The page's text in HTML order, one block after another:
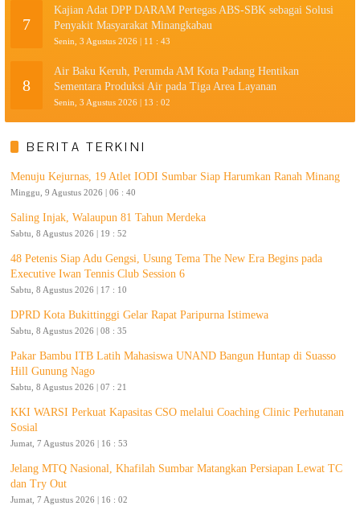
7
Kajian Adat DPP DARAM Pertegas ABS-SBK sebagai Solusi
Penyakit Masyarakat Minangkabau
Senin, 3 Agustus 2026 | 11 : 43
8
Air Baku Keruh, Perumda AM Kota Padang Hentikan
Sementara Produksi Air pada Tiga Area Layanan
Senin, 3 Agustus 2026 | 13 : 02
BERITA TERKINI
Menuju Kejurnas, 19 Atlet IODI Sumbar Siap Harumkan Ranah Minang
Minggu, 9 Agustus 2026 | 06 : 40
Saling Injak, Walaupun 81 Tahun Merdeka
Sabtu, 8 Agustus 2026 | 19 : 52
48 Petenis Siap Adu Gengsi, Usung Tema The New Era Begins pada
Executive Iwan Tennis Club Session 6
Sabtu, 8 Agustus 2026 | 17 : 10
DPRD Kota Bukittinggi Gelar Rapat Paripurna Istimewa
Sabtu, 8 Agustus 2026 | 08 : 35
Pakar Bambu ITB Latih Mahasiswa UNAND Bangun Huntap di Suasso
Hill Gunung Nago
Sabtu, 8 Agustus 2026 | 07 : 21
KKI WARSI Perkuat Kapasitas CSO melalui Coaching Clinic Perhutanan
Sosial
Jumat, 7 Agustus 2026 | 16 : 53
Jelang MTQ Nasional, Khafilah Sumbar Matangkan Persiapan Lewat TC
dan Try Out
Jumat, 7 Agustus 2026 | 16 : 02